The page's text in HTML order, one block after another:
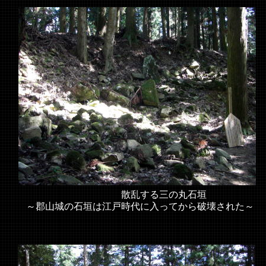
散乱する三の丸石垣
～郡山城の石垣は江戸時代に入ってから破壊された～